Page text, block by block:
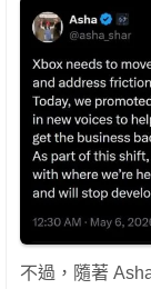
不過，隨著